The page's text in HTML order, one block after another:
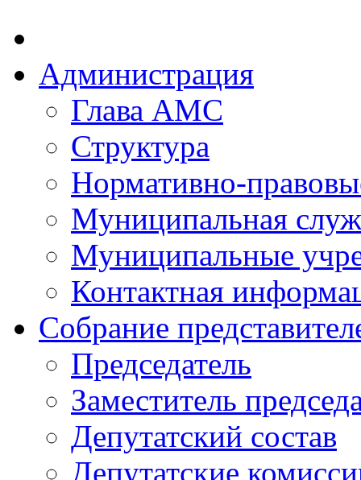
Администрация
Глава АМС
Структура
Нормативно-
Муниципальная
Муниципальные
Контактная
Собрание
Председатель
Заместитель
Депутатский состав
Депутатские